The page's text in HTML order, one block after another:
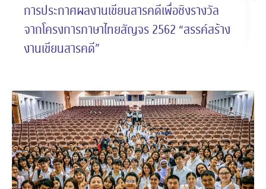
การประกาศผลงานเขียนสารคดีเพื่อชิงรางวัล
จากโครงการภาษาไทยสัญจร 2562 “สรรค์สร้าง
งานเขียนสารคดี”